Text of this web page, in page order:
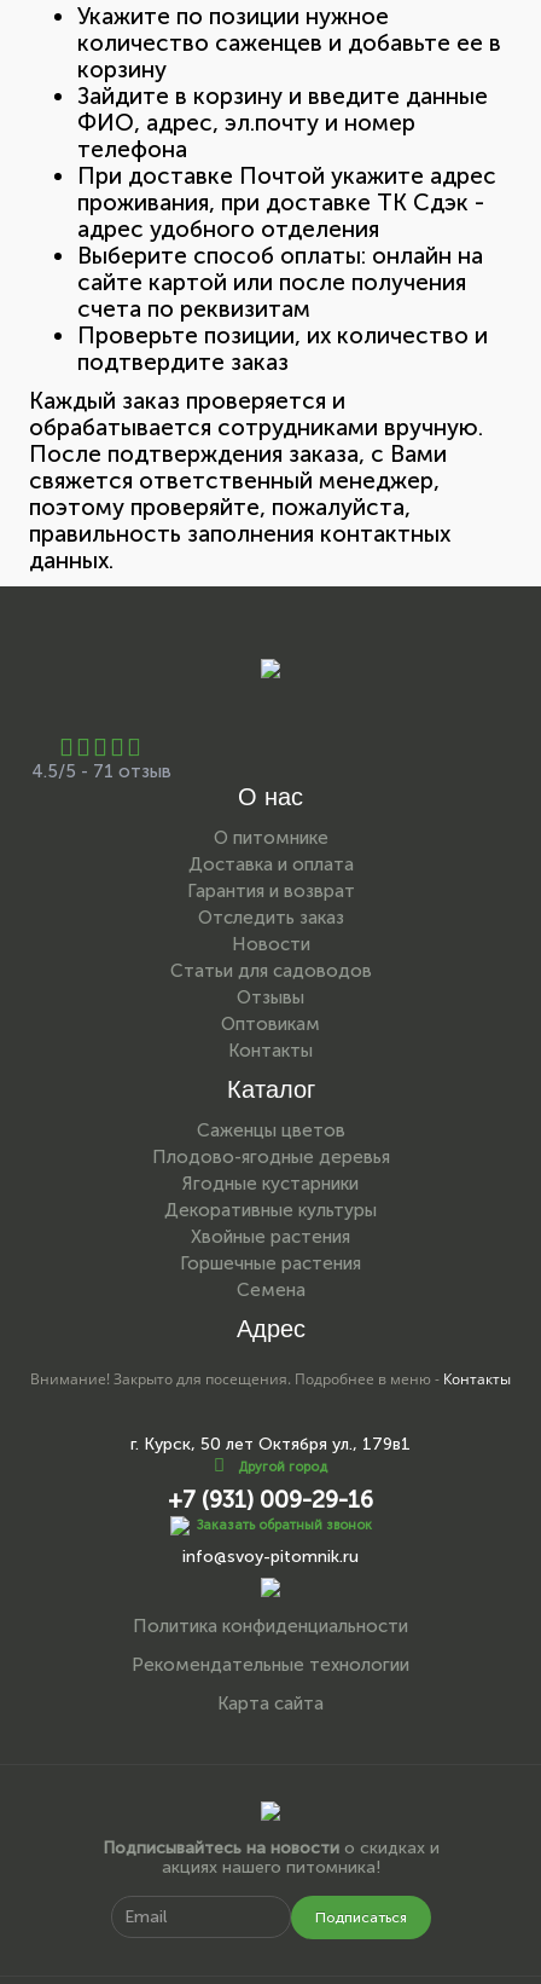
Укажите по позиции нужное
количество саженцев и добавьте ее в
корзину
Зайдите в корзину и введите данные
ФИО, адрес, эл.почту и номер
телефона
При доставке Почтой укажите адрес
проживания, при доставке ТК Сдэк -
адрес удобного отделения
Выберите способ оплаты: онлайн на
сайте картой или после получения
счета по реквизитам
Проверьте позиции, их количество и
подтвердите заказ
Каждый заказ проверяется и
обрабатывается сотрудниками вручную.
После подтверждения заказа, с Вами
свяжется ответственный менеджер,
поэтому проверяйте, пожалуйста,
правильность заполнения контактных
данных.
4.5/5 - 71 отзыв
О нас
О питомнике
Доставка и оплата
Гарантия и возврат
Отследить заказ
Новости
Статьи для садоводов
Отзывы
Оптовикам
Контакты
Каталог
Саженцы цветов
Плодово-ягодные деревья
Ягодные кустарники
Декоративные культуры
Хвойные растения
Горшечные растения
Семена
Адрес
Внимание! Закрыто для посещения. Подробнее в меню - Контакты
г. Курск, 50 лет Октября ул., 179в1
Другой город
+7 (931) 009-29-16
Заказать обратный звонок
info@svoy-pitomnik.ru
Политика конфиденциальности
Рекомендательные технологии
Карта сайта
Подписывайтесь на новостио скидках и
акциях нашего питомника!
Подписаться